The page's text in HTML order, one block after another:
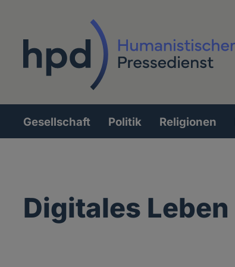
Hauptnavigation
Gesellschaft Politik Religionen
Digitales Leben